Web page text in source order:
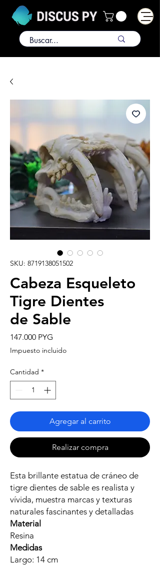
SKU: 8719138051502
Cabeza Esqueleto
Tigre Dientes
de Sable
147.000 PYG
Impuesto incluido
Cantidad *
Agregar al carrito
Realizar compra
Esta brillante estatua de cráneo de
tigre dientes de sable es realista y
vívida, muestra marcas y texturas
naturales fascinantes y detalladas
Material
Resina
Medidas
Largo: 14 cm